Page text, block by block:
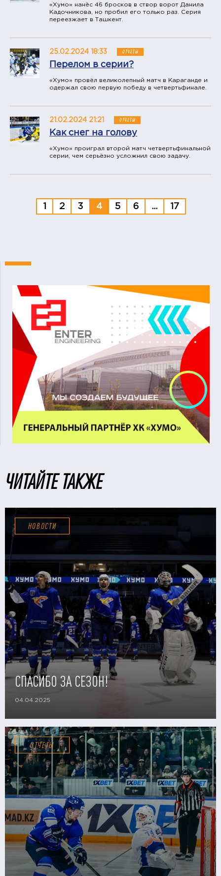
«Хумо» нанёс 46 бросков в створ ворот Данила
Кадочникова, но пробил его только раз. Серия
переезжает в Ташкент.
25.02.2024 18:33 ОТЧЕТЫ
Перелом в серии?
«Хумо» провёл великолепный матч в Караганде и
одержал свою первую победу в четвертьфинале.
21.02.2024 21:21 ОТЧЕТЫ
Как снег на голову
«Хумо» проиграл второй матч четвертьфинальной
серии, чем серьёзно усложнил свою задачу.
1 2 3 4 5 6 ... 17
ЧИТАЙТЕ ТАКЖЕ
НОВОСТИ
СПАСИБО ЗА СЕЗОН!
04.04.2025
ОТЧЕТЫ